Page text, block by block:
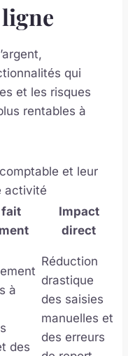
qui
et les risques
rentables à
et leur
activité
fait
Impact
direct
à
des
Réduction
drastique
des saisies
manuelles et
des erreurs